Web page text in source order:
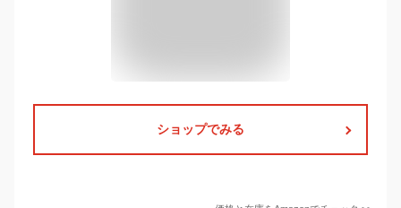
ショップでみる